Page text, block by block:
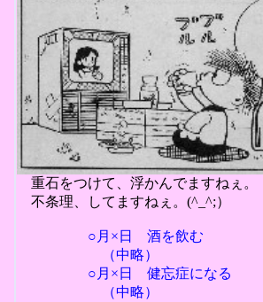
重石をつけて、浮かんでますねぇ。
不条理、してますねぇ。(^_^;）
○月×日 酒を飲む
（中略）
○月×日 健忘症になる
（中略）